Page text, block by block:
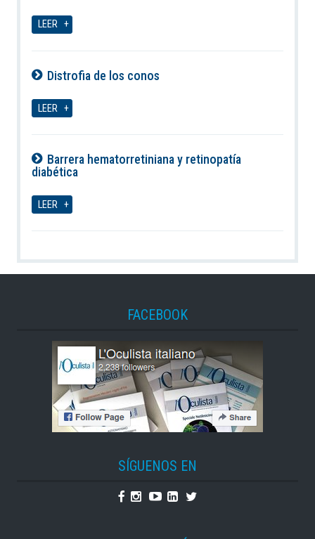
LEER
Distrofia de los conos
LEER
Barrera hematorretiniana y retinopatía
diabética
LEER
FACEBOOK
SÍGUENOS EN
Facebook
Instagram
YoutubeLinkedin
Twitter